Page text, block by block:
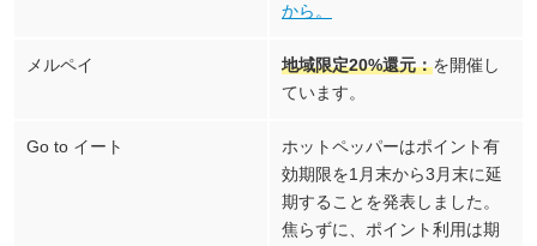
から。
メルペイ 地域限定20%還元：を開催し
ています。
Go to イート
ホットペッパーはポイント有
効期限を1月末から3月末に延
期することを発表しました。
焦らずに、ポイント利用は期